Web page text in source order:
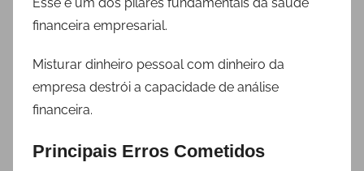
financeira empresarial.
Misturar dinheiro pessoal com dinheiro da
empresa destrói a capacidade de análise
financeira.
Principais Erros Cometidos